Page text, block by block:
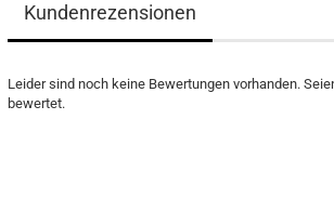
Kundenrezensionen
Leider sind noch keine Bewertungen vorhanden.
bewertet.